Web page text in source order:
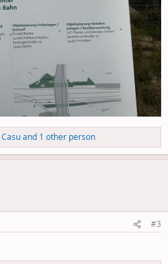
Casuand 1 other person
#3